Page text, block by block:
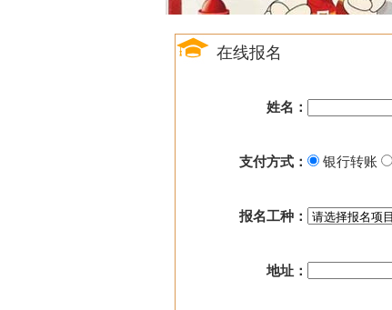
在线报名
姓名：
支付方式： 银行转账
报名工种：
地址：